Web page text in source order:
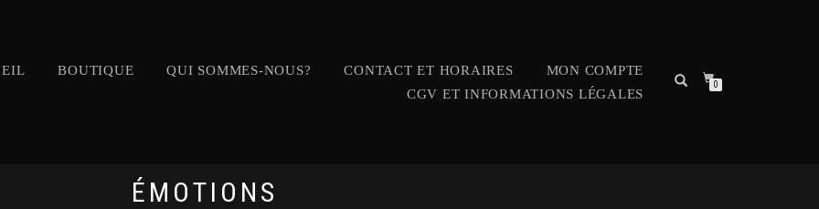
BOUTIQUE QUI SOMMES-NOUS? CONTACT ET HORAIRES
MON COMPTE
CGV ET INFORMATIONS LÉGALES
0
ÉMOTIONS